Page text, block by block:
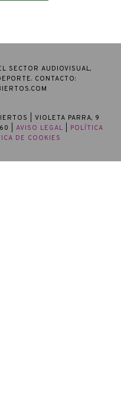
SECTOR AUDIOVISUAL,
CONTACTO:
| VIOLETA PARRA, 9
| AVISO LEGAL
POLÍTICA
DE COOKIES